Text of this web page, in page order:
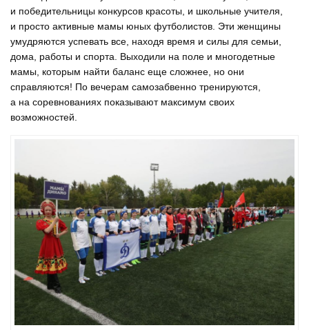
и победительницы конкурсов красоты, и школьные учителя,
и просто активные мамы юных футболистов. Эти женщины
умудряются успевать все, находя время и силы для семьи,
дома, работы и спорта. Выходили на поле и многодетные
мамы, которым найти баланс еще сложнее, но они
справляются! По вечерам самозабвенно тренируются,
а на соревнованиях показывают максимум своих
возможностей.